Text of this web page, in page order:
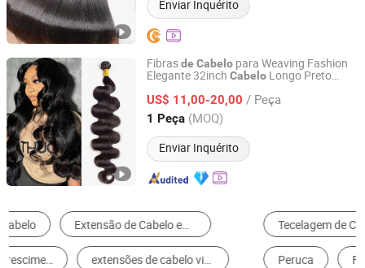
Enviar Inquérito
Fibrasde Cabelo para Weaving Fashion
Elegante 32inch Cabelo Longo Preto
Virgem Pacotes Envio Rápido
US$ 11,00-20,00 / Peça
1 Peça (MOQ)
Enviar Inquérito
Henan Rebecca Hair Products Co.,Ltd
Henan, China Desde 2024
Tecelagem de Cabelo Alongamento de Cabelo
Peruca